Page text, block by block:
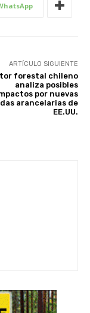
ARTÍCULO SIGUIENTE
forestal chileno
analiza posibles
por nuevas
arancelarias de
EE.UU.